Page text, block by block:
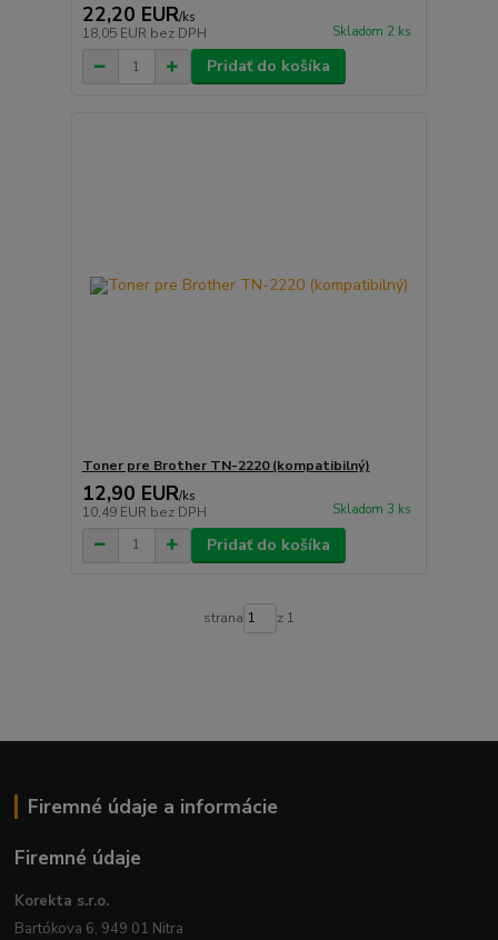
22,20 EUR/ks
18,05 EUR bez DPH Skladom 2 ks
Pridať do košíka
Toner pre Brother TN-2220 (kompatibilný)
12,90 EUR/ks
10,49 EUR bez DPH Skladom 3 ks
Pridať do košíka
strana z 1
Firemné údaje a informácie
Firemné údaje
Korekta s.r.o.
Bartókova 6, 949 01 Nitra